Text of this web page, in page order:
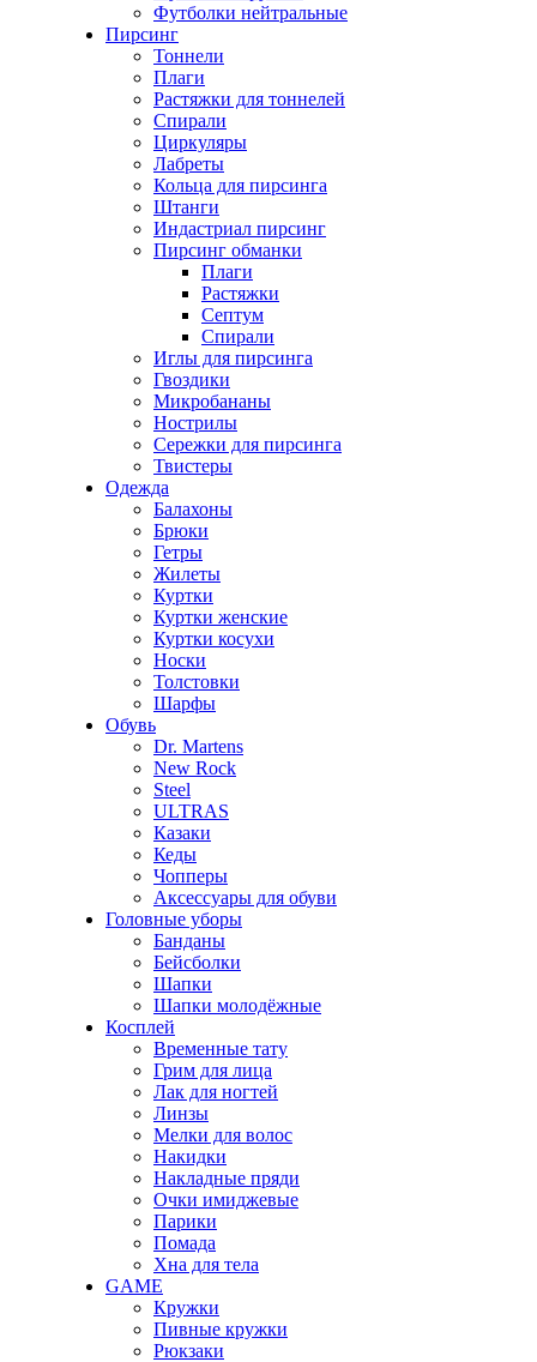
Футболки нейтральные
Пирсинг
Тоннели
Плаги
Растяжки для тоннелей
Спирали
Циркуляры
Лабреты
Кольца для пирсинга
Штанги
Индастриал пирсинг
Пирсинг обманки
Плаги
Растяжки
Септум
Спирали
Иглы для пирсинга
Гвоздики
Микробананы
Нострилы
Сережки для пирсинга
Твистеры
Одежда
Балахоны
Брюки
Гетры
Жилеты
Куртки
Куртки женские
Куртки косухи
Носки
Толстовки
Шарфы
Обувь
Dr. Martens
New Rock
Steel
ULTRAS
Казаки
Кеды
Чопперы
Аксессуары для обуви
Головные уборы
Банданы
Бейсболки
Шапки
Шапки молодёжные
Косплей
Временные тату
Грим для лица
Лак для ногтей
Линзы
Мелки для волос
Накидки
Накладные пряди
Очки имиджевые
Парики
Помада
Хна для тела
GAME
Кружки
Пивные кружки
Рюкзаки